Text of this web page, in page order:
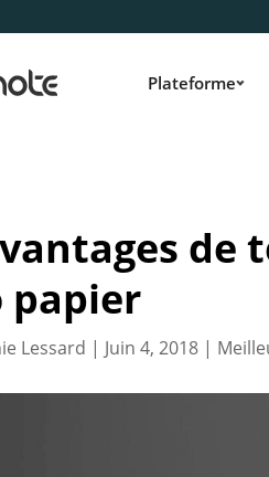
Plateforme
de
papier
Lessard | Juin 4, 2018 |